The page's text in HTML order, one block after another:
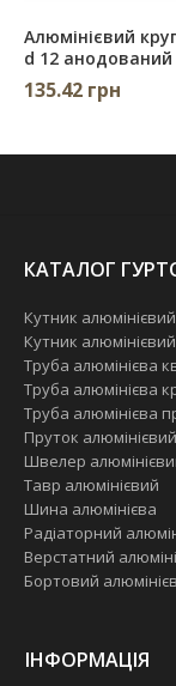
Алюмінієвий
d 12 анодований
135.42 грн
КАТАЛОГ
Кутник
Кутник
Труба алюмінієва
Труба алюмінієва
Труба алюмінієва
Пруток
Швелер
Тавр алюмінієвий
Шина алюмінієва
Радіаторний
Верстатний
Бортовий
ІНФОРМАЦІЯ